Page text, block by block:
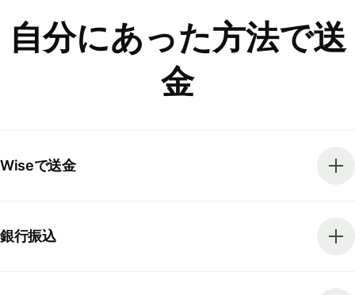
自分にあった方法で送
金
Wiseで送金
銀行振込